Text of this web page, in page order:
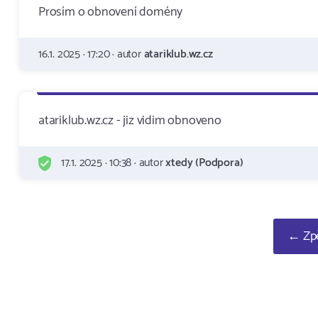
Prosím o obnovení domény
16.1. 2025 · 17:20 · autoratariklub.wz.cz
atariklub.wz.cz - jiz vidim obnoveno
17.1. 2025 · 10:38 · autorxtedy (Podpora)
←